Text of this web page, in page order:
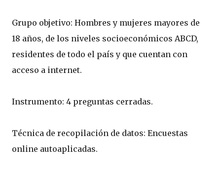
Grupo objetivo: Hombres y mujeres mayores de
18 años, de los niveles socioeconómicos ABCD,
residentes de todo el país y que cuentan con
acceso a internet.
Instrumento: 4 preguntas cerradas.
Técnica de recopilación de datos: Encuestas
online autoaplicadas.